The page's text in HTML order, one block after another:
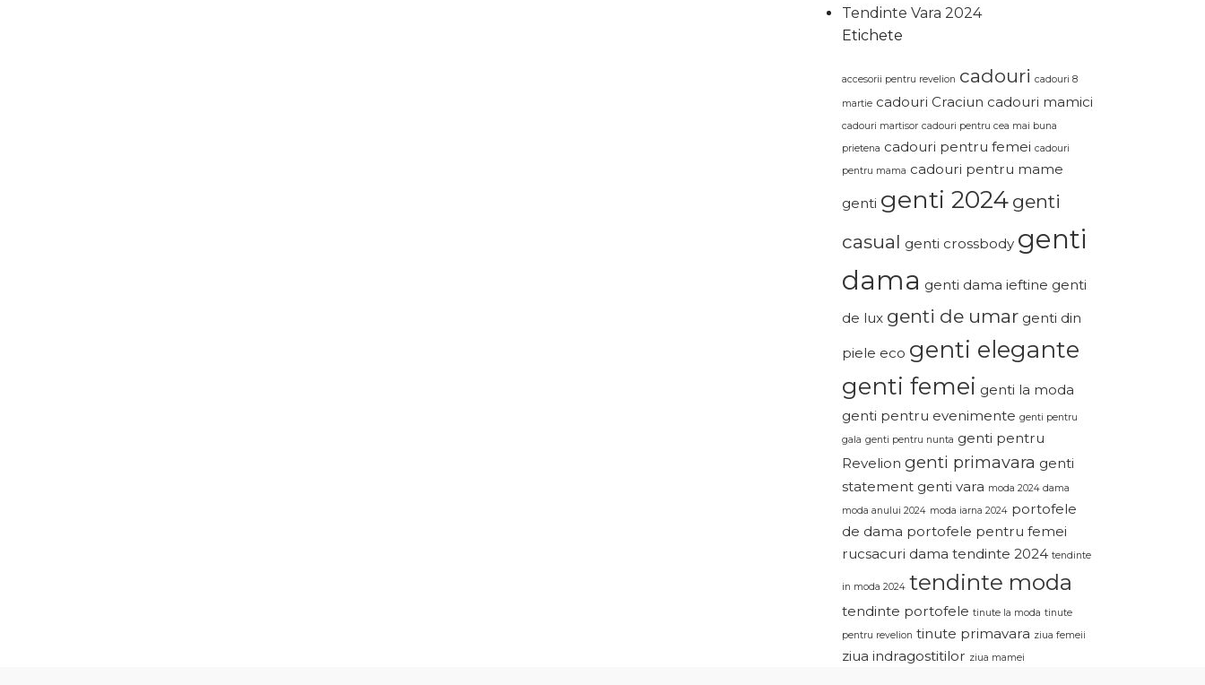
Tendinte Vara 2024
Etichete
accesorii pentru revelion cadouri cadouri 8
martie cadouri Craciun cadouri mamici
cadouri martisor cadouri pentru cea mai buna
prietena cadouri pentru femei cadouri
pentru mama cadouri pentru mame
genti genti 2024 genti
casual genti crossbody genti
dama genti dama ieftine genti
de lux genti de umar genti din
piele eco genti elegante
genti femei genti la moda
genti pentru evenimente genti pentru
gala genti pentru nunta genti pentru
Revelion genti primavara genti
statement genti vara moda 2024 dama
moda anului 2024 moda iarna 2024 portofele
de dama portofele pentru femei
rucsacuri dama tendinte 2024 tendinte
in moda 2024 tendinte moda
tendinte portofele tinute la moda tinute
pentru revelion tinute primavara ziua femeii
ziua indragostitilor ziua mamei